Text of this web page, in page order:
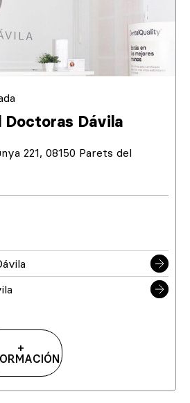
Doctoras Dávila
221, 08150 Parets del
+